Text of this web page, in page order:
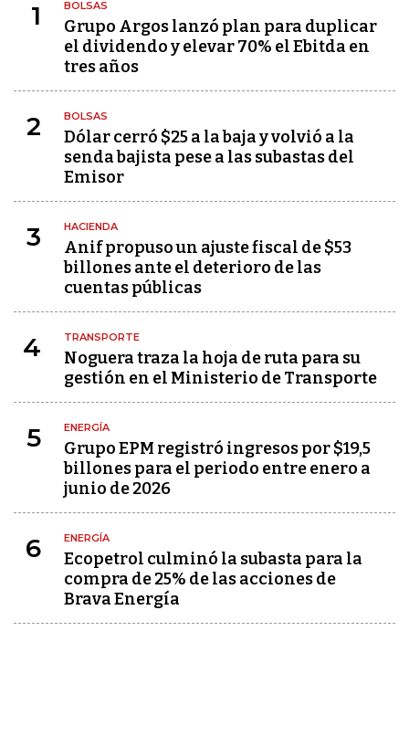
1 BOLSAS
Grupo Argos lanzó plan para duplicar
el dividendo y elevar 70% el Ebitda en
tres años
2 BOLSAS
Dólar cerró $25 a la baja y volvió a la
senda bajista pese a las subastas del
Emisor
3 HACIENDA
Anif propuso un ajuste fiscal de $53
billones ante el deterioro de las
cuentas públicas
4 TRANSPORTE
Noguera traza la hoja de ruta para su
gestión en el Ministerio de Transporte
5 ENERGÍA
Grupo EPM registró ingresos por $19,5
billones para el periodo entre enero a
junio de 2026
6 ENERGÍA
Ecopetrol culminó la subasta para la
compra de 25% de las acciones de
Brava Energía